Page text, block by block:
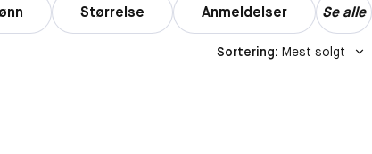
Størrelse Anmeldelser Se alle
Sortering: Mest solgt